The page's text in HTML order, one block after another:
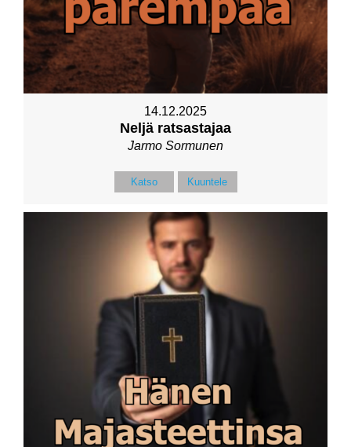
14.12.2025
Neljä ratsastajaa
Jarmo Sormunen
Katso Kuuntele